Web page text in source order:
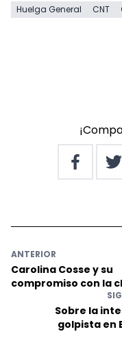
Huelga General CNT
ANTERIOR
Carolina Cosse y su
compromiso con la
Sobre la
golpista en